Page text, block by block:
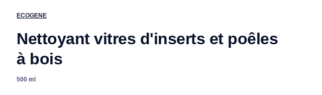
ECOGENE
Nettoyant vitres d'inserts et poêles
à bois
500 ml